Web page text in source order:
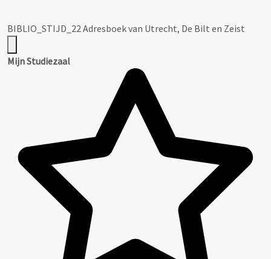
BIBLIO_STIJD_22 Adresboek van Utrecht, De Bilt en Zeist
Mijn Studiezaal